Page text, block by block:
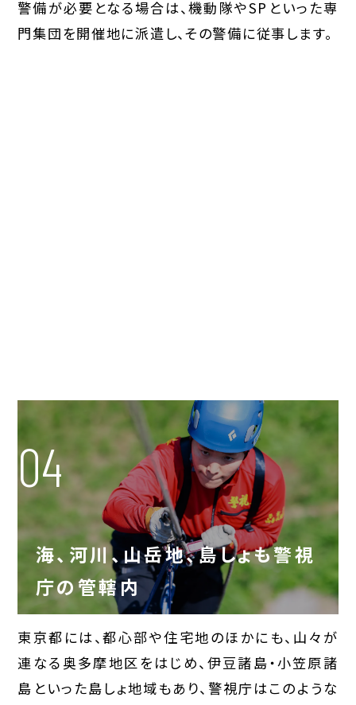
警備が必要となる場合は、機動隊やSPといった専
門集団を開催地に派遣し、その警備に従事します。
04
海、河川、山岳地、島しょも警視
庁の管轄内
東京都には、都心部や住宅地のほかにも、山々が
連なる奥多摩地区をはじめ、伊豆諸島・小笠原諸
島といった島しょ地域もあり、警視庁はこのような